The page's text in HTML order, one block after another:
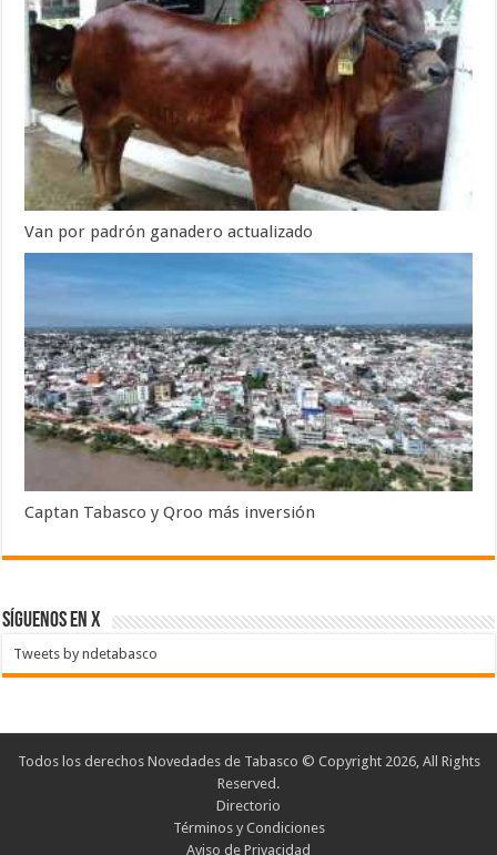
Van por padrón ganadero actualizado
Captan Tabasco y Qroo más inversión
SÍGUENOS EN X
Tweets by ndetabasco
Todos los derechos Novedades de Tabasco © Copyright 2026, All Rights
Reserved.
Directorio
Términos y Condiciones
Aviso de Privacidad